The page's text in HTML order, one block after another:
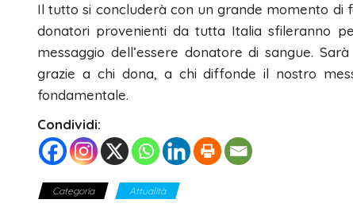
Il tutto si concluderà con un grande momento di
donatori provenienti da tutta Italia sfileranno
messaggio dell’essere donatore di sangue.
grazie a chi dona, a chi diffonde il nostro
fondamentale.
Condividi:
Categoria Attualità